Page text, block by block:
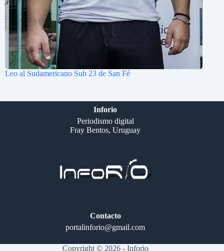
Leo al Sudamericano Sub 23 de San Fé
Inforio
Periodismo digital
Fray Bentos, Uruguay
Contacto
portalinforio@gmail.com
Copyright © 2026 - Inforio